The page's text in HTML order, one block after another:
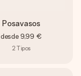
Posavasos
desde 9,99 €
2 Tipos